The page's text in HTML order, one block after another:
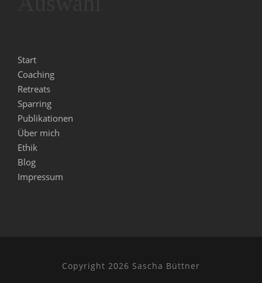
Start
Coaching
Retreats
Sparring
Publikationen
Über mich
Ethik
Blog
Impressum
Copyright 2026 Sascha Büttner